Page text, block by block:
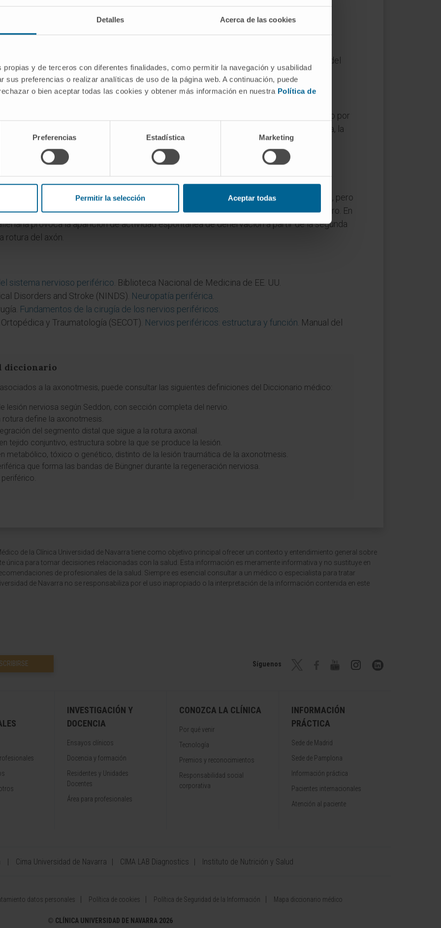
Detalles Acerca de las cookies
propias y de terceros con diferentes finalidades, como permitir la navegación y usabilidad
sus preferencias o realizar analíticas de uso de la página web. A continuación, puede
o bien aceptar todas las cookies y obtener más información en nuestra Política de
Preferencias Estadística Marketing
Permitir la selección Aceptar todas
axonotmesis?
a partir del griego ἄξων ("eje", por el axón) y τμῆσις ("corte"). Literalmente, "sección del
sola?
que las envolturas conjuntivas del nervio estén preservadas. El axón regenera guiado por
1 mm diario. Factores como la distancia entre la lesión y el órgano diana, la
cicatricial influyen en el resultado final. Un porcentaje pequeño de axonotmesis
del tejido fibroso que bloquea el avance de los brotes de regeneración.
de una neurapraxia en la electromiografía?
los potenciales de unidad motora desaparecen por el bloqueo de conducción, pero
(fibrilaciones ni ondas positivas) en el músculo, porque el axón distal permanece íntegro. En
provoca la aparición de actividad espontánea de denervación a partir de la segunda
rotura del axón.
sistema nervioso periférico . Biblioteca Nacional de Medicina de EE. UU.
Disorders and Stroke (NINDS). Neuropatía periférica
Fundamentos de la cirugía de los nervios periféricos
y Traumatología (SECOT). Nervios periféricos: estructura y función . Manual del
diccionario
a la axonotmesis, puede consultar las siguientes definiciones del Diccionario médico:
lesión nerviosa según Seddon, con sección completa del nervio.
define la axonotmesis.
del segmento distal que sigue a la rotura axonal.
tejido conjuntivo, estructura sobre la que se produce la lesión.
metabólico, tóxico o genético, distinto de la lesión traumática de la axonotmesis.
que forma las bandas de Büngner durante la regeneración nerviosa.
de la Clínica Universidad de Navarra tiene como objetivo principal ofrecer un contexto y entendimiento general sobre
única para tomar decisiones relacionadas con la salud. Esta información es meramente informativa y no sustituye en
de profesionales de la salud. Siempre es esencial consultar a un médico o especialista para tratar
de Navarra no se responsabiliza por el uso inapropiado o la interpretación de la información contenida en este
Síguenos
INVESTIGACIÓN Y
DOCENCIA
Ensayos clínicos
Docencia y formación
Residentes y Unidades
Docentes
Área para profesionales
CONOZCA LA CLÍNICA
Por qué venir
Tecnología
Premios y reconocimientos
Responsabilidad social
corporativa
INFORMACIÓN
PRÁCTICA
Sede de Madrid
Sede de Pamplona
Información práctica
Pacientes internacionales
Atención al paciente
Cima Universidad de Navarra CIMA LAB Diagnostics Instituto de Nutrición y Salud
datos personales Política de cookies Política de Seguridad de la Información Mapa diccionario médico
© CLÍNICA UNIVERSIDAD DE NAVARRA 2026